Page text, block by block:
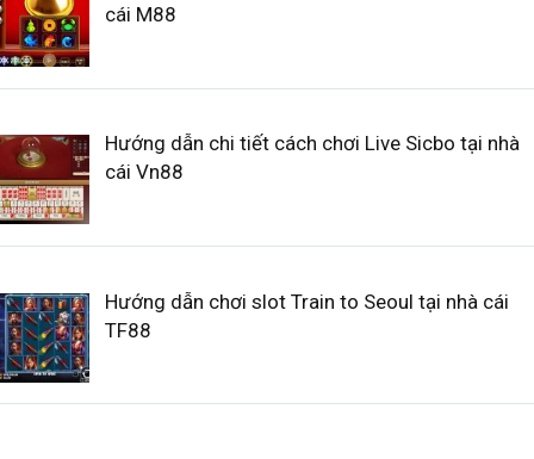
cái M88
Hướng dẫn chi tiết cách chơi Live Sicbo tại nhà
cái Vn88
Hướng dẫn chơi slot Train to Seoul tại nhà cái
TF88